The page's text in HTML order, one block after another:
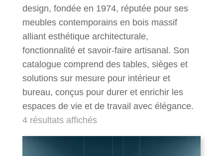
design, fondée en 1974, réputée pour ses
meubles contemporains en bois massif
alliant esthétique architecturale,
fonctionnalité et savoir-faire artisanal. Son
catalogue comprend des tables, sièges et
solutions sur mesure pour intérieur et
bureau, conçus pour durer et enrichir les
espaces de vie et de travail avec élégance.
4 résultats affichés